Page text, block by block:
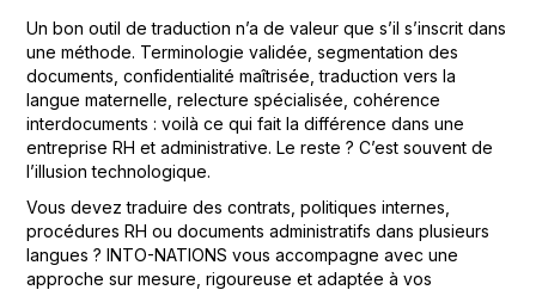
Un bon outil de traduction n’a de valeur que s’il s’inscrit dans
une méthode. Terminologie validée, segmentation des
documents, confidentialité maîtrisée, traduction vers la
langue maternelle, relecture spécialisée, cohérence
interdocuments : voilà ce qui fait la différence dans une
entreprise RH et administrative. Le reste ? C’est souvent de
l’illusion technologique.
Vous devez traduire des contrats, politiques internes,
procédures RH ou documents administratifs dans plusieurs
langues ? INTO-NATIONS vous accompagne avec une
approche sur mesure, rigoureuse et adaptée à vos